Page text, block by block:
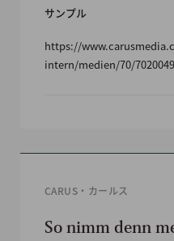
サンプル
https://
intern/medien/70/
CARUS・カールス
So nimm denn